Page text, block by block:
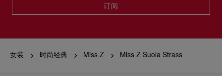
订阅
女装 时尚经典 Miss Z Miss Z Suola Strass